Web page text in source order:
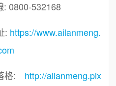
: 0800-532168
: https://www.ailanmeng.
格: http://ailanmeng.pix